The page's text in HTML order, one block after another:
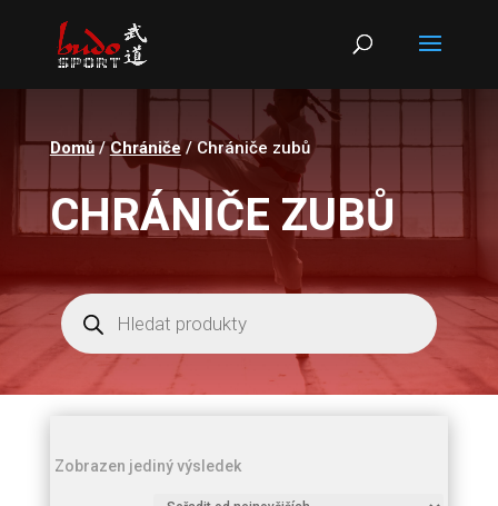
Products
search
Domů/Chrániče/ Chrániče zubů
CHRÁNIČE ZUBŮ
Products
search
Zobrazen jediný výsledek